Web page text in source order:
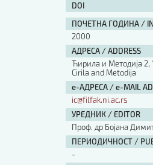
Шаблон прве стране и
Шаблон прве стране и
Шаблон прве стране и
Етички кодекс
ПРЕТРАГА
Наслов или део наслова
DOI
ПОЧЕТНА ГОДИНА /
2000
АДРЕСА / ADDRESS
Ћирила и Методија
Cirila and Metodija
е-АДРЕСА / e-MAIL
ic@filfak.ni.ac.rs
УРЕДНИК / EDITOR
Проф. др Бојана
ПЕРИОДИЧНОСТ /
-